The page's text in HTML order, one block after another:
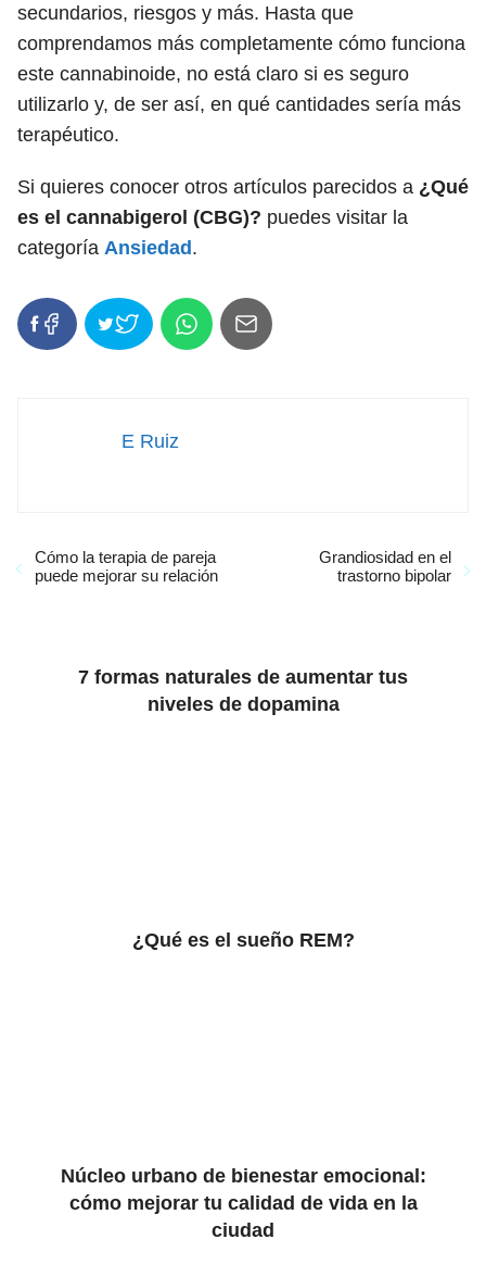
secundarios, riesgos y más. Hasta que
comprendamos más completamente cómo funciona
este cannabinoide, no está claro si es seguro
utilizarlo y, de ser así, en qué cantidades sería más
terapéutico.
Si quieres conocer otros artículos parecidos a ¿Qué
es el cannabigerol (CBG)? puedes visitar la
categoría Ansiedad .
E Ruiz
Cómo la terapia de pareja
puede mejorar su relación
Grandiosidad en el
trastorno bipolar
7 formas naturales de aumentar tus
niveles de dopamina
¿Qué es el sueño REM?
Núcleo urbano de bienestar emocional:
cómo mejorar tu calidad de vida en la
ciudad